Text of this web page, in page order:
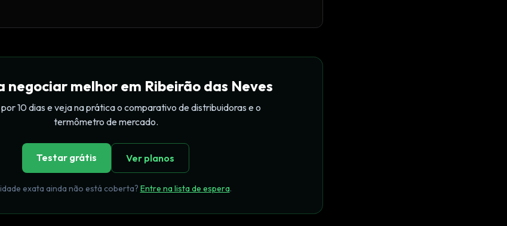
negociar melhor em Ribeirão das Neves
10 dias e veja na prática o comparativo de distribuidoras e o
termômetro de mercado.
Testar grátis Ver planos
exata ainda não está coberta? Entre na lista de espera.